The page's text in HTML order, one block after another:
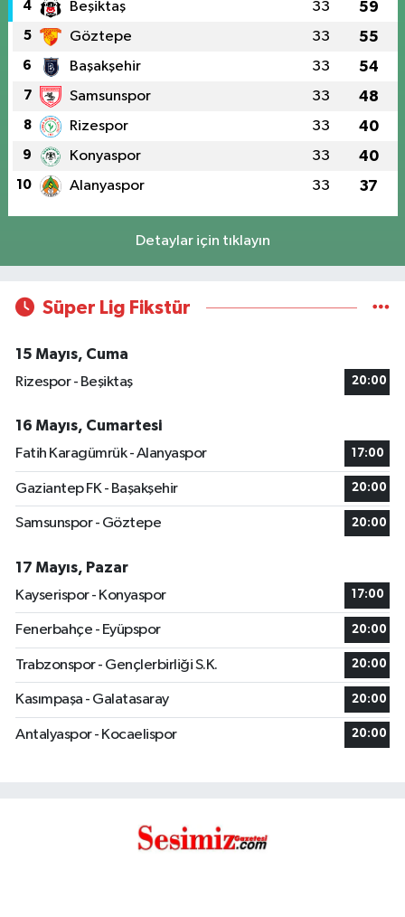
4 Beşiktaş 33 59
5 Göztepe 33 55
6 Başakşehir 33 54
7 Samsunspor 33 48
8 Rizespor 33 40
9 Konyaspor 33 40
10 Alanyaspor 33 37
Detaylar için tıklayın
Süper Lig Fikstür
15 Mayıs, Cuma
Rizespor - Beşiktaş
20:00
16 Mayıs, Cumartesi
Fatih Karagümrük - Alanyaspor
17:00
Gaziantep FK - Başakşehir 20:00
Samsunspor - Göztepe 20:00
17 Mayıs, Pazar
Kayserispor - Konyaspor
17:00
Fenerbahçe - Eyüpspor 20:00
Trabzonspor - Gençlerbirliği S.K. 20:00
Kasımpaşa - Galatasaray 20:00
Antalyaspor - Kocaelispor 20:00